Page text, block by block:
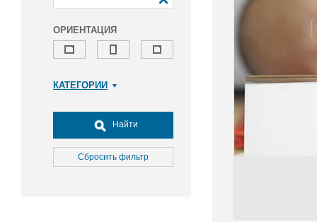
ОРИЕНТАЦИЯ
КАТЕГОРИИ
Досуг, туризм и отдых
Культура
Медицина
Найти
Сбросить фильтр